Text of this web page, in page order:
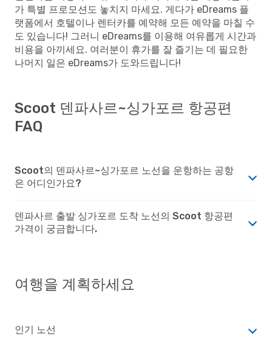
가 특별 프로모션도 놓치지 마세요. 게다가 eDreams 플
랫폼에서 호텔이나 렌터카를 예약해 모든 예약을 마칠 수
도 있습니다! 그러니 eDreams를 이용해 여유롭게 시간과
비용을 아끼세요. 여러분이 휴가를 잘 즐기는 데 필요한
나머지 일은 eDreams가 도와드립니다!
Scoot 덴파사르~싱가포르 항공편
FAQ
Scoot의 덴파사르~싱가포르 노선을 운항하는 공항
은 어디인가요?
덴파사르 출발 싱가포르 도착 노선의 Scoot 항공편
가격이 궁금합니다.
여행을 계획하세요
인기 노선